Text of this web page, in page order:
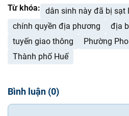
Từ khóa: dân sinh này đã bị sạt
chính quyền địa phương
địa
tuyến giao thông
Phường
Thành phố Huế
Bình luận (0)